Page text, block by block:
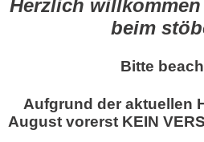
Herzlich
beim
Bitte
Aufgrund der aktuellen
August vorerst KEIN